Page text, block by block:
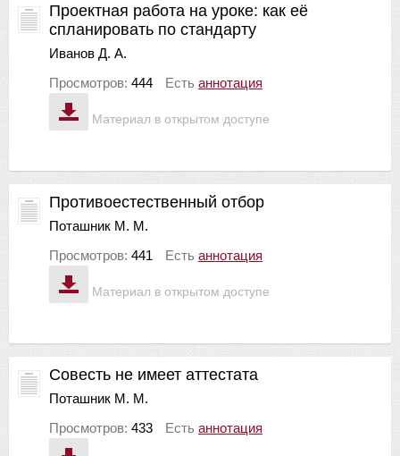
Материал в открытом доступе
Проектная работа на уроке: как её
спланировать по стандарту
Иванов Д. А.
Просмотров: 444 Есть аннотация
Материал в открытом доступе
Противоестественный отбор
Поташник М. М.
Просмотров: 441 Есть аннотация
Совесть не имеет аттестата
Поташник М. М.
Просмотров: 433 Есть аннотация